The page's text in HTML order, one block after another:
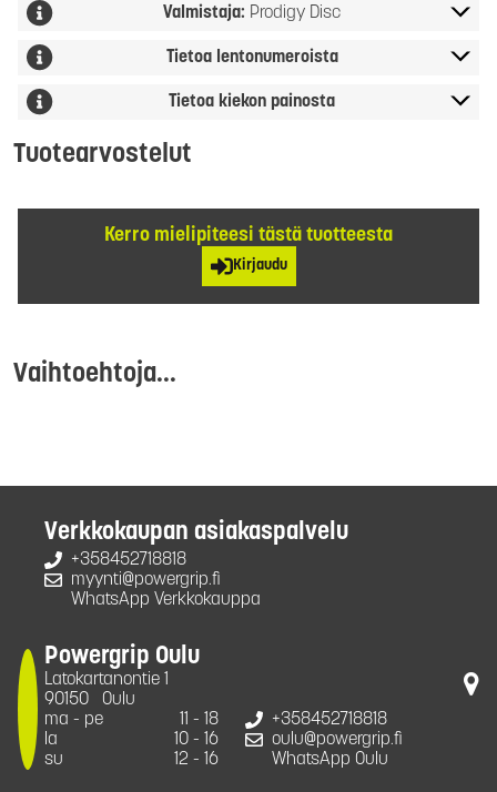
Valmistaja: Prodigy Disc
Tietoa lentonumeroista
Tietoa kiekon painosta
Tuotearvostelut
Kerro mielipiteesi tästä tuotteesta
Kirjaudu
Vaihtoehtoja...
Verkkokaupan asiakaspalvelu
+358452718818
myynti@powergrip.fi
WhatsApp Verkkokauppa
Powergrip Oulu
Latokartanontie 1
90150
Oulu
ma - pe
11 - 18
la
10 - 16
su
12 - 16
+358452718818
oulu@powergrip.fi
WhatsApp Oulu